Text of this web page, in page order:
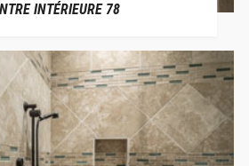
INTÉRIEURE 78